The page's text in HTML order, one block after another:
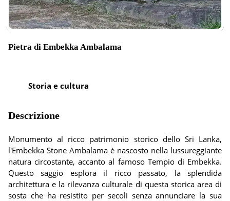
Pietra di Embekka Ambalama
Storia e cultura
Descrizione
Monumento al ricco patrimonio storico dello Sri Lanka,
l'Embekka Stone Ambalama è nascosto nella lussureggiante
natura circostante, accanto al famoso Tempio di Embekka.
Questo saggio esplora il ricco passato, la splendida
architettura e la rilevanza culturale di questa storica area di
sosta che ha resistito per secoli senza annunciare la sua